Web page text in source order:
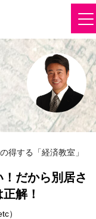
得する「経済教室」
だから別居さ
解！
）